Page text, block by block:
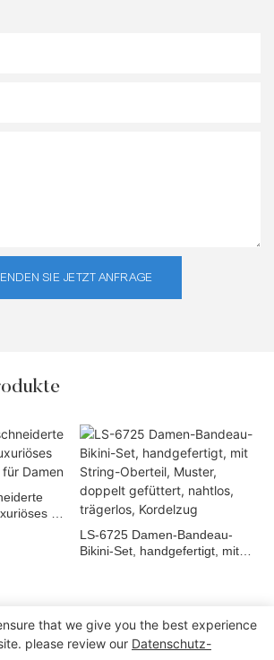
SIE JETZT ANFRAGE
2-
LS-6725 Damen-Bandeau-
Bikini-Set, handgefertigt, mit
that we give you the best experience
please review our Datenschutz-